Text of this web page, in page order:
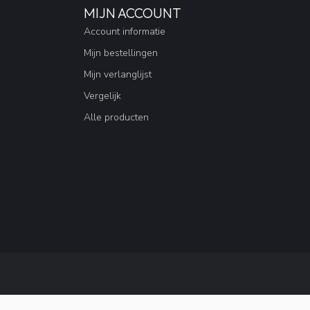
MIJN ACCOUNT
Account informatie
Mijn bestellingen
Mijn verlanglijst
Vergelijk
Alle producten